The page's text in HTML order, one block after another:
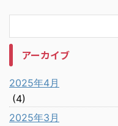
アーカイブ
2025年4月
(4)
2025年3月